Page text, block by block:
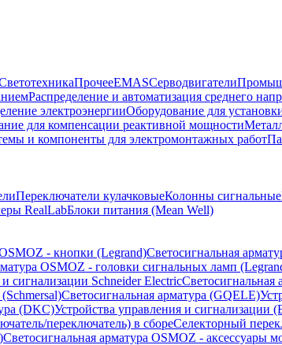
ПрочееEMASCерводвигатели
Распределение и автоматизация среднего
электроэнергииОборудование для
для компенсации реактивной мощности
и компоненты для электромонтажных работ
Переключатели кулачковыеКолонны сигнальные
RealLabБлоки питания (Mean Well)
- кнопки (Legrand)Светосигнальная
OSMOZ - головки сигнальных ламп
сигнализации Schneider ElectricСветосигнальная
Светосигнальная арматура (GQELE)
(DKC)Устройства управления и сигнализации
переключатель) в сбореСелекторный
Светосигнальная арматура OSMOZ - аксессуары